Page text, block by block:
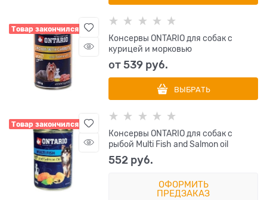
Товар закончился
Консервы ONTARIO для собак с
курицей и морковью
от539 руб.
ВЫБРАТЬ
Товар закончился
Консервы ONTARIO для собак с
рыбой Multi Fish and Salmon oil
552 руб.
ОФОРМИТЬ
ПРЕДЗАКАЗ